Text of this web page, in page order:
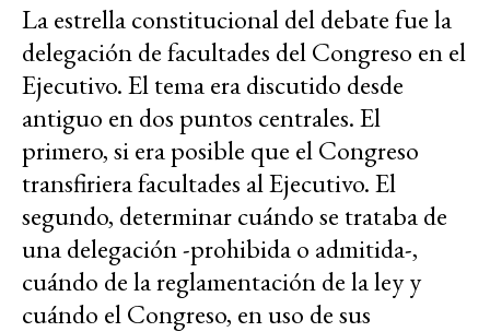
La estrella constitucional del debate fue la
delegación de facultades del Congreso en el
Ejecutivo. El tema era discutido desde
antiguo en dos puntos centrales. El
primero, si era posible que el Congreso
transfiriera facultades al Ejecutivo. El
segundo, determinar cuándo se trataba de
una delegación -prohibida o admitida-,
cuándo de la reglamentación de la ley y
cuándo el Congreso, en uso de sus